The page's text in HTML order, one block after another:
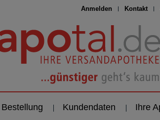
Anmelden Kontakt
Bestellung Kundendaten Ihre